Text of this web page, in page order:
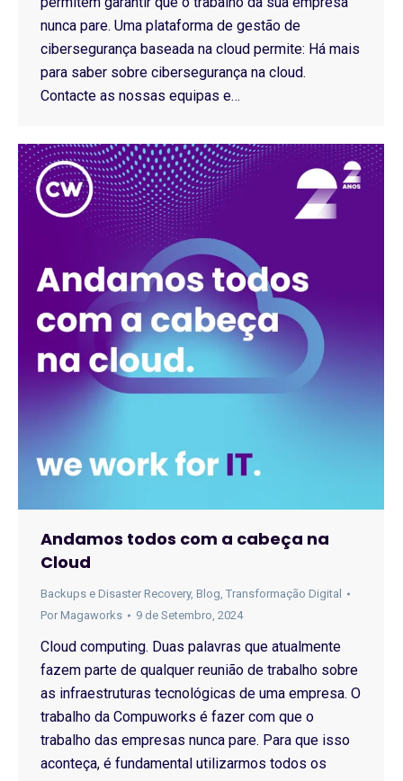
nunca pare. Uma plataforma de gestão de
cibersegurança baseada na cloud permite: Há mais
para saber sobre cibersegurança na cloud.
Contacte as nossas equipas e…
Andamos todos com a cabeça na
Cloud
Backups e Disaster Recovery, Blog, Transformação Digital
Por Magaworks 9 de Setembro, 2024
Cloud computing. Duas palavras que atualmente
fazem parte de qualquer reunião de trabalho sobre
as infraestruturas tecnológicas de uma empresa. O
trabalho da Compuworks é fazer com que o
trabalho das empresas nunca pare. Para que isso
aconteça, é fundamental utilizarmos todos os